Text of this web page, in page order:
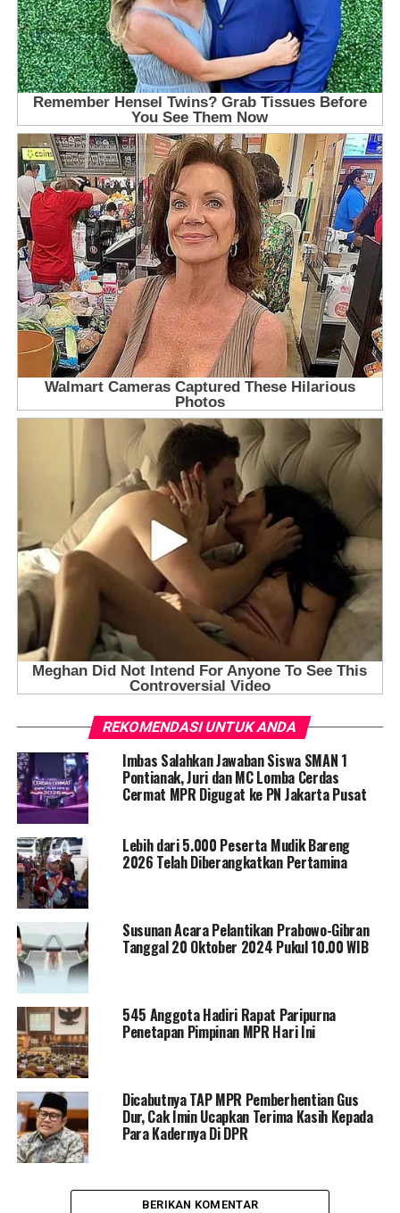
REKOMENDASI UNTUK ANDA
Imbas Salahkan Jawaban Siswa SMAN 1
Pontianak, Juri dan MC Lomba Cerdas
Cermat MPR Digugat ke PN Jakarta Pusat
Lebih dari 5.000 Peserta Mudik Bareng
2026 Telah Diberangkatkan Pertamina
Susunan Acara Pelantikan Prabowo-Gibran
Tanggal 20 Oktober 2024 Pukul 10.00 WIB
545 Anggota Hadiri Rapat Paripurna
Penetapan Pimpinan MPR Hari Ini
Dicabutnya TAP MPR Pemberhentian Gus
Dur, Cak Imin Ucapkan Terima Kasih Kepada
Para Kadernya Di DPR
BERIKAN KOMENTAR